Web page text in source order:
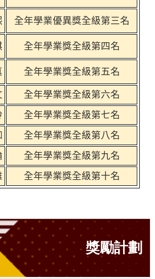
全年學業優異獎全級第三名
全年學業獎全級第四名
全年學業獎全級第五名
全年學業獎全級第六名
全年學業獎全級第七名
全年學業獎全級第八名
全年學業獎全級第九名
全年學業獎全級第十名
獎勵計劃